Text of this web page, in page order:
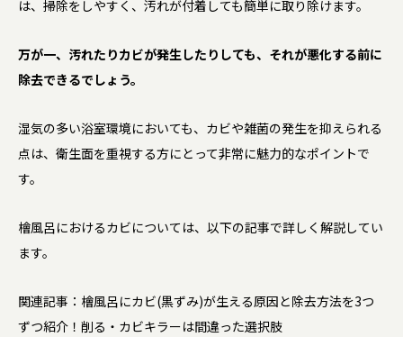
は、掃除をしやすく、汚れが付着しても簡単に取り除けます。
万が一、汚れたりカビが発生したりしても、それが悪化する前に
除去できるでしょう。
湿気の多い浴室環境においても、カビや雑菌の発生を抑えられる
点は、衛生面を重視する方にとって非常に魅力的なポイントで
す。
檜風呂におけるカビについては、以下の記事で詳しく解説してい
ます。
関連記事：檜風呂にカビ(黒ずみ)が生える原因と除去方法を3つ
ずつ紹介！削る・カビキラーは間違った選択肢